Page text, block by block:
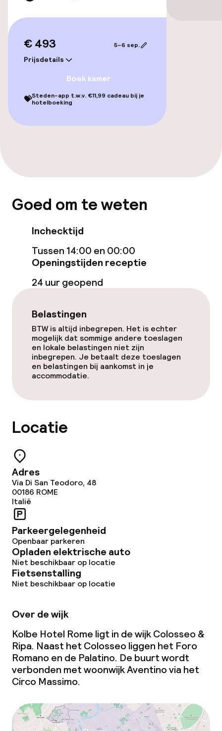
Voor toegankelijkheid
Entertainment
Gratis wifi
Eet- en drinkgelegenheden
Restaurant
Bar
Eet- en drinkdiensten
Ontbijtbuffet
Diner à la carte
Roomservice
Dieetopties
Schoonmaakvoorzieningen
Wasservice
Beleid
Overal rookvrij
€ 493
Prijsdetails
5–6 sep.
Boek kamer
💝Steden-app t.w.v. €11,99 cadeau bij je
hotelboeking
Goed om te weten
Inchecktijd
Tussen 14:00 en 00:00
Openingstijden receptie
24 uur geopend
Belastingen
BTW is altijd inbegrepen. Het is echter
mogelijk dat sommige andere toeslagen
en lokale belastingen niet zijn
inbegrepen. Je betaalt deze toeslagen
en belastingen bij aankomst in je
accommodatie.
Locatie
Adres
Via Di San Teodoro, 48
00186 ROME
Italië
Parkeergelegenheid
Openbaar parkeren
Opladen elektrische auto
Niet beschikbaar op locatie
Fietsenstalling
Niet beschikbaar op locatie
Over de wijk
Kolbe Hotel Rome ligt in de wijk Colosseo &
Ripa. Naast het Colosseo liggen het Foro
Romano en de Palatino. De buurt wordt
verbonden met woonwijk Aventino via het
Circo Massimo.